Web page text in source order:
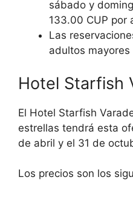
sábado y
133.00 CUP por
Las
adultos mayores
Hotel Starfish
El Hotel Starfish
estrellas tendrá esta
de abril y el 31 de
Los precios son los